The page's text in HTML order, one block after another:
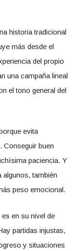
historia tradicional
más desde el
del propio
una campaña lineal
el tono general del
evita
Conseguir buen
paciencia. Y
algunos, también
peso emocional.
en su nivel de
partidas injustas,
y situaciones